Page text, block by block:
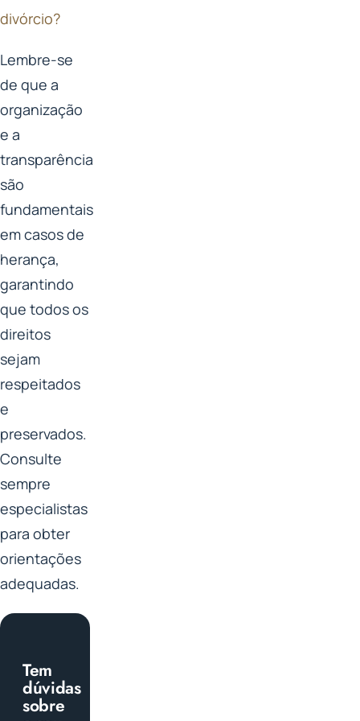
divórcio?
Lembre-se
de que a
organização
e a
transparência
são
fundamentais
em casos de
herança,
garantindo
que todos os
direitos
sejam
respeitados
e
preservados.
Consulte
sempre
especialistas
para obter
orientações
adequadas.
Tem
dúvidas
sobre